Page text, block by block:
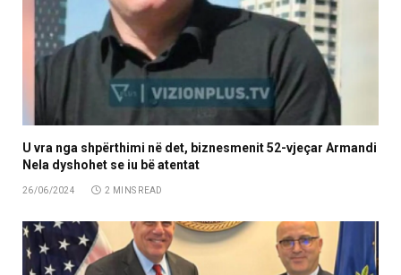
U vra nga shpërthimi në det, biznesmenit 52-vjeçar Armandi
Nela dyshohet se iu bë atentat
26/06/2024 2 MINS READ